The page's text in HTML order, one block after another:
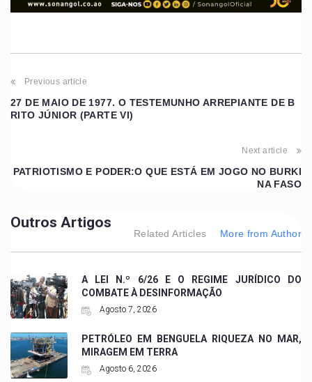
Previous article
27 DE MAIO DE 1977. O TESTEMUNHO ARREPIANTE DE B
RITO JÚNIOR (PARTE VI)
Next article
PATRIOTISMO E PODER:O QUE ESTÁ EM JOGO NO BURKI
NA FASO
Outros Artigos
Related Articles More from Author
A LEI N.º 6/26 E O REGIME JURÍDICO DO
COMBATE À DESINFORMAÇÃO
Agosto 7, 2026
PETRÓLEO EM BENGUELA RIQUEZA NO MAR,
MIRAGEM EM TERRA
Agosto 6, 2026